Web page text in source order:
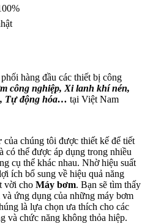
hàng đầu các thiết bị công
công nghiệp, Xi lanh khí nén,
Tự động hóa… tại Việt Nam
của chúng tôi được thiết kế để tiết
có thể được áp dụng trong nhiều
cụ thể khác nhau. Nhờ hiệu suất
ích bổ sung về hiệu quả năng
vời cho Máy bơm. Bạn sẽ tìm thấy
ứng dụng của những máy bơm
là lựa chọn ưa thích cho các
và chức năng không thỏa hiệp.